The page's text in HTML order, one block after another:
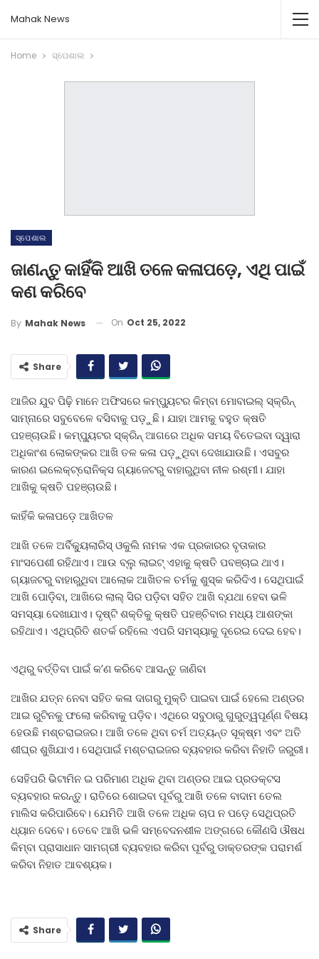
Mahak News
Home ସ୍ପେଶାଲ
ସ୍ପେଶାଲ
ଜାଣନ୍ତୁ କାହିଁକି ଆଖି ତଳେ କଳାପଡ଼େ, ଏଥି ପାଇଁ
କଣ କରିବେ
By Mahak News On Oct 25, 2022
Share
ଆଜିର ଯୁବ ପିଢ଼ି ମାନେ ଅଫିସରେ କମ୍ପ୍ୟୁଟର କିମ୍ବା ମୋବାଇଲ୍‌ ସ୍କ୍ରିନ୍
ସାମ୍ନାରେ ସବୁବେଳେ ବସିବାକୁ ପଡ଼ୁଛି। ଯାହା ଆମକୁ ବହୁତ କ୍ଷତି
ପହଞ୍ଚାଉଛି। କମ୍ପ୍ୟୁଟର ସ୍କ୍ରିନ୍ ଆଗରେ ଅଧିକ ସମୟ ବିତେଇବା ଦ୍ୱାରା
ଅଧିକାଂଶ ଲୋକଙ୍କର ଆଖି ତଳ କଳା ପଡ଼ୁଥିବା ଦେଖାଯାଉଛି। ଏସବୁର
କାରଣ ଇଲେକ୍ଟ୍ରୋନିକ୍ସ ଗ୍ୟାଜେଟରୁ ବାହାରୁଥିବା ନୀଳ ରଶ୍ମୀ। ଯାହା
ଆଖିକୁ କ୍ଷତି ପହଞ୍ଚାଉଛି।
କାହିଁକି କଳାପଡ଼େ ଆଖିତଳ
ଆଖି ତଳେ ଅର୍ବିକ୍ୟୁଲାରିସ୍ ଓକୁଲି ନାମକ ଏକ ପ୍ରକାରର ବୃତାକାର
ମାଂସପେଶୀ ରହିଥାଏ। ଆଉ ବ୍ଲୁ ଲାଇଟ୍ ଏହାକୁ କ୍ଷତି ପବଞ୍ଚାଇ ଥାଏ।
ଗ୍ୟାଜଟରୁ ବାହାରୁଥିବା ଆଲୋକ ଆଖିତଳ ଚର୍ମକୁ ଶୁସ୍କ କରିଦିଏ। ସେଥିପାଇଁ
ଆଖି ପୋଡ଼ିବା, ଆଖିରେ ଲାଲ୍ ସିର ପଡ଼ିବା ସହିତ ଆଖି ବ୍ଯଥା ହେବା ଭଳି
ସମସ୍ୟା ଦେଖାଯାଏ। ଦୃଷ୍ଟି ଶକ୍ତିକୁ କ୍ଷତି ପହଞ୍ଚିବାର ମଧ୍ୟ ଆଶଙ୍କା
ରହିଥାଏ। ଏଥିପ୍ରିତି ଶତର୍କ ରହିଲେ ଏପରି ସମସ୍ୟାକୁ ଦୂରେଇ ଦେଇ ହେବ।
ଏଥିରୁ ବର୍ତ୍ତିବା ପାଇଁ କ’ଣ କରିବେ ଆସନ୍ତୁ ଜାଣିବା
ଆଖିର ଯତ୍ନ ନେବା ସହିତ କଳା ଦାଗରୁ ମୁକ୍ତି ପାଇବା ପାଇଁ ହେଲେ ଅଣ୍ଡର
ଆଇ ରୁଟିନକୁ ଫଲୋ କରିବାକୁ ପଡ଼ିବ। ଏଥିରେ ସବୁଠାରୁ ଗୁରୁତ୍ୱପୂର୍ଣ୍ଣ ବିଷୟ
ହେଉଛି ମଶ୍ଚରାଇଜର। ଆଖି ତଳେ ଥିବା ଚର୍ମ ଅତ୍ୟନ୍ତ ସୂକ୍ଷ୍ମ ଏବଂ ଅତି
ଶୀଘ୍ର ଶୁଖିଯାଏ। ସେଥିପାଇଁ ମଶ୍ଚରାଇଜର ବ୍ୟବହାର କରିବା ନିହାତି ଜରୁରୀ।
ସେହିପରି ଭିଟାମିନ ଇ ପରିମାଣ ଅଧିକ ଥିବା ଅଣ୍ଡର ଆଇ ପ୍ରଡକ୍ଟସ
ବ୍ୟବହାର କରନ୍ତୁ। ରାତିରେ ଶୋଇବା ପୂର୍ବରୁ ଆଖି ତଳେ ବାଦାମ ତେଲ
ମାଲିସ କରିପାରିବେ। ଯେମିତି ଆଖି ତଳେ ଅଧିକ ଚାପ ନ ପଡ଼େ ସେଥିପ୍ରତି
ଧ୍ୟାନ ଦେବେ। ତେବେ ଆଖି ଭଳି ସମ୍ବେଦନଶୀଳ ଅଙ୍ଗରେ କୌଣସି ଔଷଧ
କିମ୍ବା ପ୍ରାସାଧାନ ସାମଗ୍ରୀ ବ୍ୟବହାର କରିବା ପୂର୍ବରୁ ଡାକ୍ତରଙ୍କ ପରାମର୍ଶ
କରିବା ନିହାତ ଆବଶ୍ୟକ।
Share